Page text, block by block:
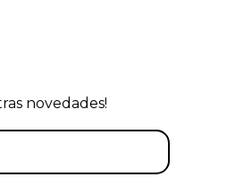
novedades!